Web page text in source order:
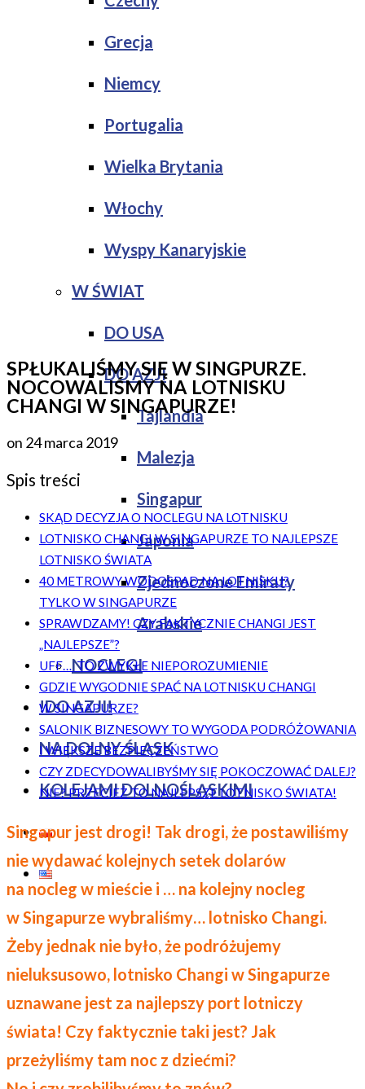
Grecja
Niemcy
Portugalia
Wielka Brytania
Włochy
Wyspy Kanaryjskie
W ŚWIAT
DO USA
DO AZJI
Tajlandia
Malezja
Singapur
Japonia
Zjednoczone Emiraty
Arabskie
NOCLEGI
!DO AZJI!
NA DOLNY ŚLĄSK
KOLEJAMI DOLNOŚLĄSKIMI
SPŁUKALIŚMY SIĘ W SINGPURZE.
NOCOWALIŚMY NA LOTNISKU
CHANGI W SINGAPURZE!
on 24 marca 2019
Spis treści
SKĄD DECYZJA O NOCLEGU NA LOTNISKU
LOTNISKO CHANGI W SINGAPURZE TO NAJLEPSZE
LOTNISKO ŚWIATA
40 METROWY WODOSPAD NA LOTNISKU?
TYLKO W SINGAPURZE
SPRAWDZAMY! CZY FAKTYCZNIE CHANGI JEST
„NAJLEPSZE”?
UFF… TO ZWYKŁE NIEPOROZUMIENIE
GDZIE WYGODNIE SPAĆ NA LOTNISKU CHANGI
W SINGAPURZE?
SALONIK BIZNESOWY TO WYGODA PODRÓŻOWANIA
I WIĘKSZE BEZPIECZEŃSTWO
CZY ZDECYDOWALIBYŚMY SIĘ POKOCZOWAĆ DALEJ?
NIE? PRZECIEŻ TO NAJLEPSZE LOTNISKO ŚWIATA!
Singapur jest drogi! Tak drogi, że postawiliśmy
nie wydawać kolejnych setek dolarów
na nocleg w mieście i … na kolejny nocleg
w Singapurze wybraliśmy… lotnisko Changi.
Żeby jednak nie było, że podróżujemy
nieluksusowo, lotnisko Changi w Singapurze
uznawane jest za najlepszy port lotniczy
świata! Czy faktycznie taki jest? Jak
przeżyliśmy tam noc z dziećmi?